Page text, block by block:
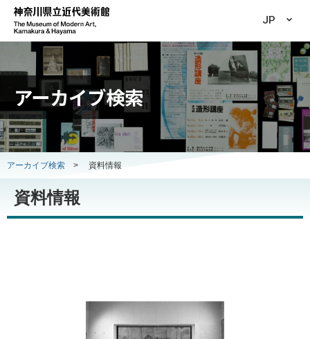
JP
アーカイブ検索
アーカイブ検索 > 資料情報
資料情報